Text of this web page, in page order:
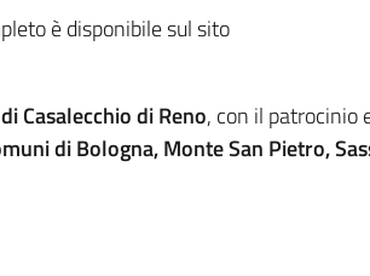
è disponibile sul sito
Casalecchio di Reno, con il patrocinio
di Bologna, Monte San Pietro,